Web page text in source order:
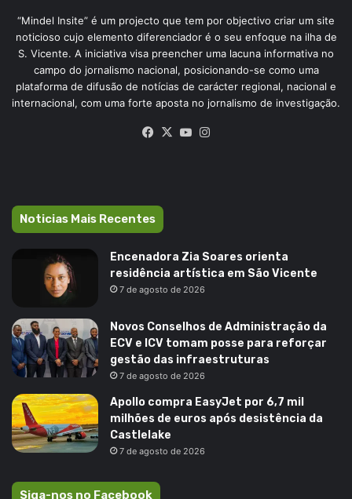
“Mindel Insite” é um projecto que tem por objectivo criar um site
noticioso cujo elemento diferenciador é o seu enfoque na ilha de
S. Vicente. A iniciativa visa preencher uma lacuna informativa no
campo do jornalismo nacional, posicionando-se como uma
plataforma de difusão de notícias de carácter regional, nacional e
internacional, com uma forte aposta no jornalismo de investigação.
Facebook
X YouTube
Noticias Mais Recentes
Encenadora Zia Soares orienta
residência artística em São Vicente
7 de agosto de 2026
Novos Conselhos de Administração da
ECV e ICV tomam posse para reforçar
gestão das infraestruturas
7 de agosto de 2026
Apollo compra EasyJet por 6,7 mil
milhões de euros após desistência da
Castlelake
7 de agosto de 2026
Siga-nos no Facebook